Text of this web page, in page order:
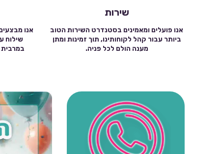
שירות
אנו פועלים ומאמינים בסטנדרט השירות הטוב
ביותר עבור קהל לקוחותינו, תוך זמינות ומתן
מענה הולם לכל פניה.
אנו